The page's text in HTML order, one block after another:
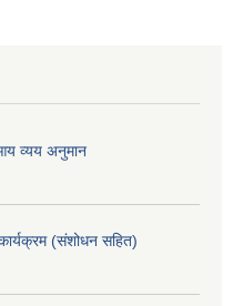
व्यय अनुमान
(संशोधन सहित)